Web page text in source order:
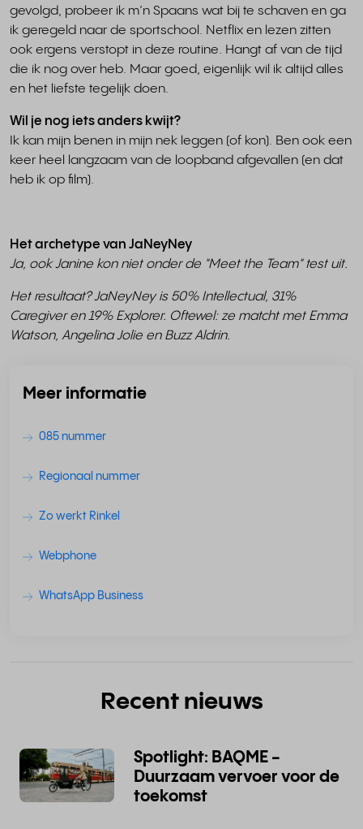
gevolgd, probeer ik m’n Spaans wat bij te schaven en ga
ik geregeld naar de sportschool. Netflix en lezen zitten
ook ergens verstopt in deze routine. Hangt af van de tijd
die ik nog over heb. Maar goed, eigenlijk wil ik altijd alles
en het liefste tegelijk doen.
Wil je nog iets anders kwijt?
Ik kan mijn benen in mijn nek leggen (of kon). Ben ook een
keer heel langzaam van de loopband afgevallen (en dat
heb ik op film).
Het archetype van JaNeyNey
Ja, ook Janine kon niet onder de "Meet the Team" test uit.
Het resultaat? JaNeyNey is 50% Intellectual, 31%
Caregiver en 19% Explorer. Oftewel: ze matcht met Emma
Watson, Angelina Jolie en Buzz Aldrin.
Meer informatie
085 nummer
Regionaal nummer
Zo werkt Rinkel
Webphone
WhatsApp Business
Recent nieuws
Spotlight: BAQME -
Duurzaam vervoer voor de
toekomst